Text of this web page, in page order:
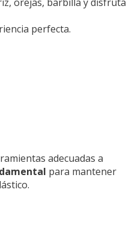
perfecta.
adecuadas a
para mantener